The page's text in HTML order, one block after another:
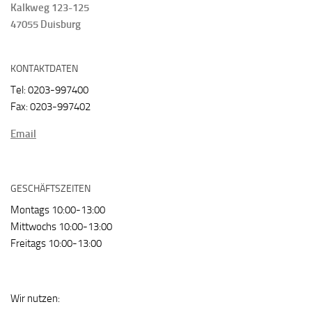
Kalkweg 123-125
47055 Duisburg
KONTAKTDATEN
Tel: 0203-997400
Fax: 0203-997402
Email
GESCHÄFTSZEITEN
Montags 10:00-13:00
Mittwochs 10:00-13:00
Freitags 10:00-13:00
Wir nutzen: